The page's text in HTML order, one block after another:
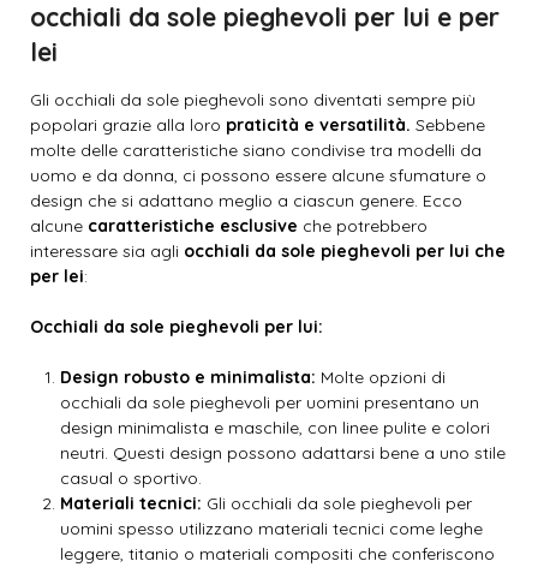
occhiali da sole pieghevoli per lui e per
lei
Gli occhiali da sole pieghevoli sono diventati sempre più
popolari grazie alla loro praticità e versatilità. Sebbene
molte delle caratteristiche siano condivise tra modelli da
uomo e da donna, ci possono essere alcune sfumature o
design che si adattano meglio a ciascun genere. Ecco
alcune caratteristiche esclusive che potrebbero
interessare sia agli occhiali da sole pieghevoli per lui che
per lei:
Occhiali da sole pieghevoli per lui:
Design robusto e minimalista: Molte opzioni di
occhiali da sole pieghevoli per uomini presentano un
design minimalista e maschile, con linee pulite e colori
neutri. Questi design possono adattarsi bene a uno stile
casual o sportivo.
Materiali tecnici: Gli occhiali da sole pieghevoli per
uomini spesso utilizzano materiali tecnici come leghe
leggere, titanio o materiali compositi che conferiscono